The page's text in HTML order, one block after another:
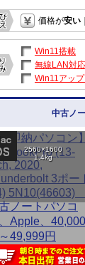
価格が安い
Win11搭載
無線LAN対応
Win11アッ
中古ノ
2560×1600
1.4kg